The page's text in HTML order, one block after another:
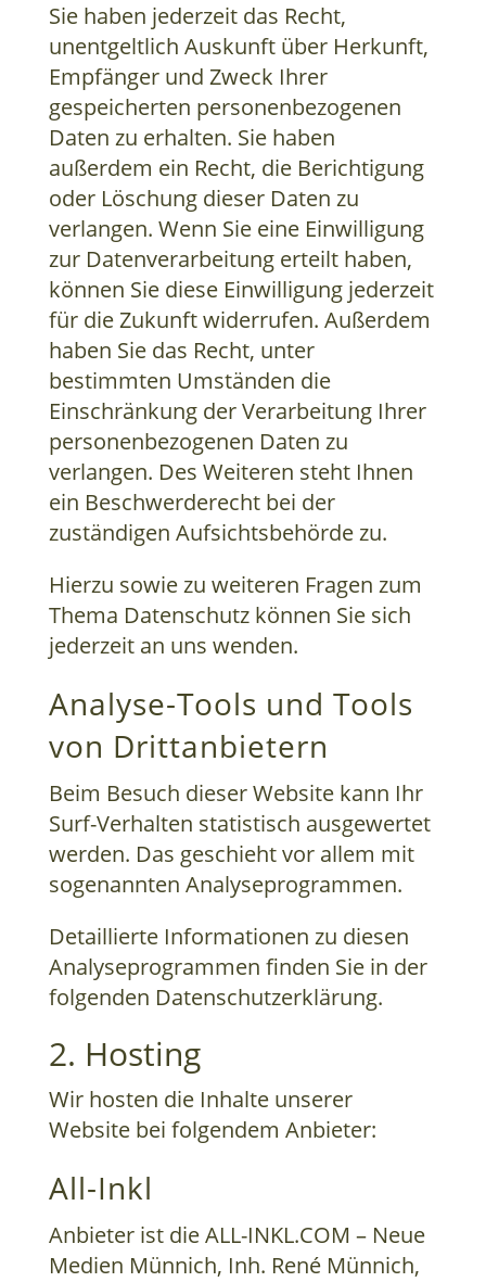
Sie haben jederzeit das Recht,
unentgeltlich Auskunft über Herkunft,
Empfänger und Zweck Ihrer
gespeicherten personenbezogenen
Daten zu erhalten. Sie haben
außerdem ein Recht, die Berichtigung
oder Löschung dieser Daten zu
verlangen. Wenn Sie eine Einwilligung
zur Datenverarbeitung erteilt haben,
können Sie diese Einwilligung jederzeit
für die Zukunft widerrufen. Außerdem
haben Sie das Recht, unter
bestimmten Umständen die
Einschränkung der Verarbeitung Ihrer
personenbezogenen Daten zu
verlangen. Des Weiteren steht Ihnen
ein Beschwerderecht bei der
zuständigen Aufsichtsbehörde zu.
Hierzu sowie zu weiteren Fragen zum
Thema Datenschutz können Sie sich
jederzeit an uns wenden.
Analyse-Tools und Tools
von Dritt­anbietern
Beim Besuch dieser Website kann Ihr
Surf-Verhalten statistisch ausgewertet
werden. Das geschieht vor allem mit
sogenannten Analyseprogrammen.
Detaillierte Informationen zu diesen
Analyseprogrammen finden Sie in der
folgenden Datenschutzerklärung.
2. Hosting
Wir hosten die Inhalte unserer
Website bei folgendem Anbieter:
All-Inkl
Anbieter ist die ALL-INKL.COM – Neue
Medien Münnich, Inh. René Münnich,